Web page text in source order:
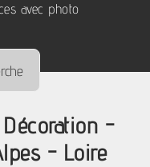
avec photo
-
- Loire